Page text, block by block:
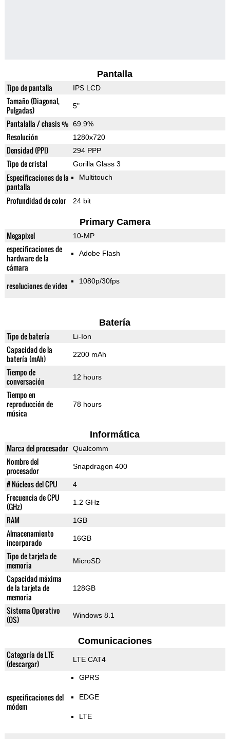
Pantalla
Tipo de pantalla IPS LCD
Tamaño (Diagonal,
Pulgadas)
5"
Pantalalla / chasis % 69.9%
Resolución 1280x720
Densidad (PPI) 294 PPP
Tipo de cristal Gorilla Glass 3
Especificaciones de la
pantalla
Multitouch
Profundidad de color 24 bit
Primary Camera
Megapixel 10-MP
especificaciones de
hardware de la
cámara
Adobe Flash
resoluciones de video 1080p/30fps
Batería
Tipo de batería Li-Ion
Capacidad de la
batería (mAh)
2200 mAh
Tiempo de
conversación
12 hours
Tiempo en
reproducción de
música
78 hours
Informática
Marca del procesador Qualcomm
Nombre del
procesador
Snapdragon 400
# Núcleos del CPU 4
Frecuencia de CPU
(GHz)
1.2 GHz
RAM 1GB
Almacenamiento
incorporado
16GB
Tipo de tarjeta de
memoria
MicroSD
Capacidad máxima
de la tarjeta de
memoria
128GB
Sistema Operativo
(OS)
Windows 8.1
Comunicaciones
Categoría de LTE
(descargar)
LTE CAT4
especificaciones del
módem
GPRS
EDGE
LTE